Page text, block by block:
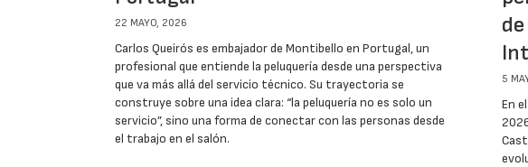
22 MAYO, 2026
Carlos Queirós es embajador de Montibello en Portugal, un
profesional que entiende la peluquería desde una perspectiva
que va más allá del servicio técnico. Su trayectoria se
construye sobre una idea clara: “la peluquería no es solo un
servicio”, sino una forma de conectar con las personas desde
el trabajo en el salón.
5
En